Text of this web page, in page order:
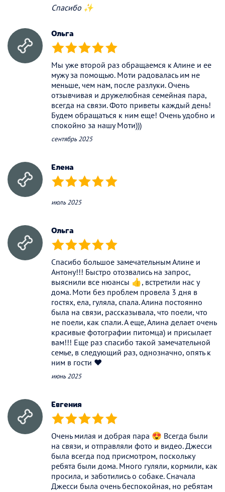
Спасибо ✨
Ольга
(*) (*) (*) (*) (*)
Мы уже второй раз обращаемся к Алине и ее
мужу за помощью. Моти радовалась им не
меньше, чем нам, после разлуки. Очень
отзывчивая и дружелюбная семейная пара,
всегда на связи. Фото приветы каждый день!
Будем обращаться к ним еще! Очень удобно и
спокойно за нашу Моти)))
сентябрь 2025
Елена
(*) (*) (*) (*) (*)
июль 2025
Ольга
(*) (*) (*) (*) (*)
Спасибо большое замечательным Алине и
Антону!!! Быстро отозвались на запрос,
выяснили все нюансы 👍, встретили нас у
дома. Моти без проблем провела 3 дня в
гостях, ела, гуляла, спала. Алина постоянно
была на связи, рассказывала, что поели, что
не поели, как спали. А еще, Алина делает очень
красивые фотографии питомца) и присылает
вам!!! Еще раз спасибо такой замечательной
семье, в следующий раз, однозначно, опять к
ним в гости ❤️
июнь 2025
Евгения
(*) (*) (*) (*) (*)
Очень милая и добрая пара 😍 Всегда были
на связи, и отправляли фото и видео. Джесси
была всегда под присмотром, поскольку
ребята были дома. Много гуляли, кормили, как
просила, и заботились о собаке. Сначала
Джесси была очень беспокойная, но ребятам